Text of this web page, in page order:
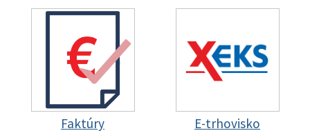
Faktúry E-trhovisko